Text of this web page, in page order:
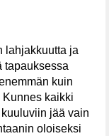
lahjakkuutta ja
tapauksessa
kuin
Kunnes kaikki
jää vain
oloiseksi